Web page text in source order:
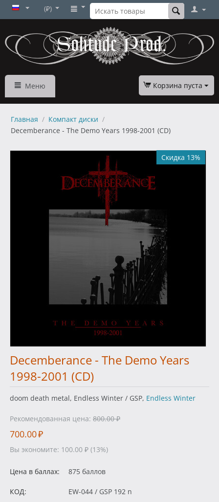
(₽)
Меню Корзина пуста
Главная / Компакт диски /
Decemberance - The Demo Years 1998-2001 (CD)
Скидка 13%
Decemberance - The Demo Years
1998-2001 (CD)
doom death metal, Endless Winter / GSP, Endless Winter
Рекомендованная цена: 800.00 ₽
700.00₽
Вы экономите: 100.00 ₽ (13%)
Цена в баллах: 875 баллов
КОД:
EW-044 / GSP 192 n